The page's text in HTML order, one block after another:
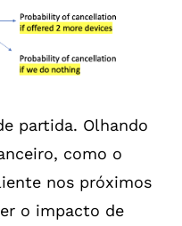
partida. Olhando
como o
nos próximos
o impacto de